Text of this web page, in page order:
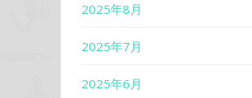
2025年8月
2025年7月
2025年6月